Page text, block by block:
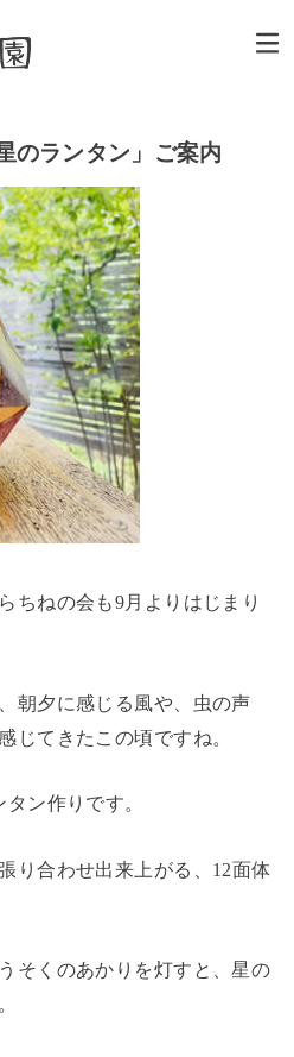
のランタン」ご案内
ちねの会も9月よりはじまり
朝夕に感じる風や、虫の声
じてきたこの頃ですね。
ン作りです。
り合わせ出来上がる、12面体
そくのあかりを灯すと、星の